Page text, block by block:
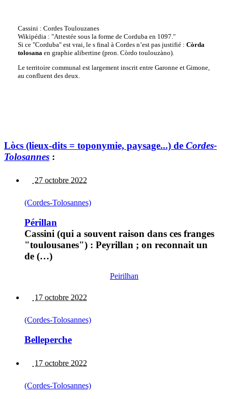
Cassini : Cordes Toulouzanes
Wikipédia : "Attestée sous la forme de Corduba en 1097."
Si ce "Corduba" est vrai, le s final à Cordes n’est pas justifié : Còrda
tolosanaen graphie alibertine (pron. Còrdo toulouzàno).
Le territoire communal est largement inscrit entre Garonne et Gimone,
au confluent des deux.
Lòcs (lieux-dits = toponymie, paysage...) de Cordes-
Tolosannes :
27 octobre 2022
(Cordes-Tolosannes)
Périllan
Cassini (qui a souvent raison dans ces franges
"toulousanes") : Peyrillan ; on reconnait un
de (…)
Peirilhan
17 octobre 2022
(Cordes-Tolosannes)
Belleperche
17 octobre 2022
(Cordes-Tolosannes)